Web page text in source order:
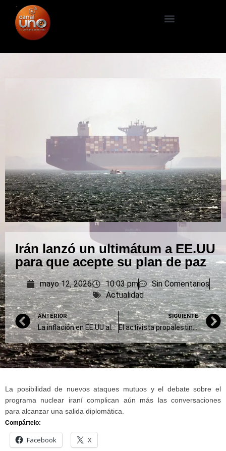
Irán lanzó un ultimátum a EE.UU
para que acepte su plan de paz
mayo 12, 2026 10:03 pm
Sin Comentarios
Actualidad
ANTERIOR
La inflación en EE.UU alcanzó su nivel más alto en tres años
SIGUIENTE
El activista propalestino Thiago Ávila llegó a Brasil tras ser deportado por Israel
La posibilidad de nuevos ataques mutuos y el debate sobre el
programa nuclear iraní complican aún más las conversaciones
para alcanzar una salida diplomática.
Compártelo:
Facebook X